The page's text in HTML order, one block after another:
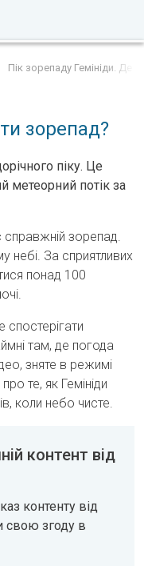
Пік зорепаду Гемініди. Де
зорепад?
піку. Це
метеорний потік за
зорепад.
небі. За сприятливих
понад 100
там, де погода
зняте в режимі
те, як Гемініди
коли небо чисте.
контент від
контенту від
свою згоду в